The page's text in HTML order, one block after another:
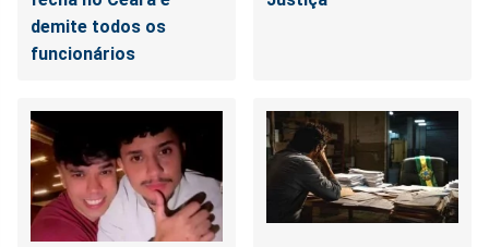
demite todos os
funcionários